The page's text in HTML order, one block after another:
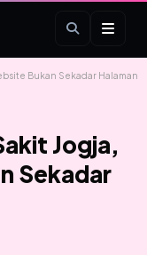
Bukan Sekadar Halaman
Jogja,
Sekadar